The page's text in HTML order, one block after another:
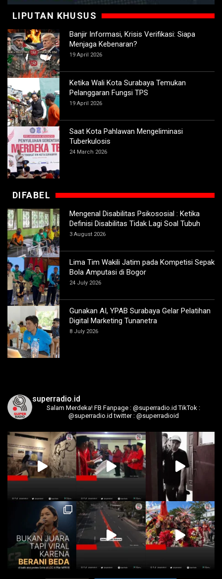
LIPUTAN KHUSUS
Banjir Informasi, Krisis Verifikasi: Siapa
Menjaga Kebenaran?
19 April 2026
Ketika Wali Kota Surabaya Temukan
Pelanggaran Fungsi TPS
19 April 2026
Saat Kota Pahlawan Mengeliminasi
Tuberkulosis
24 March 2026
DIFABEL
Mengenal Disabilitas Psikososial : Ketika
Definisi Disabilitas Tidak Lagi Soal Tubuh
3 August 2026
Lima Tim Wakili Jatim pada Kompetisi Sepak
Bola Amputasi di Bogor
24 July 2026
Gunakan AI, YPAB Surabaya Gelar Pelatihan
Digital Marketing Tunanetra
8 July 2026
superradio.id
Salam Merdeka! FB Fanpage : @superradio.id TikTok :
@superradio.id twitter : @superradioid